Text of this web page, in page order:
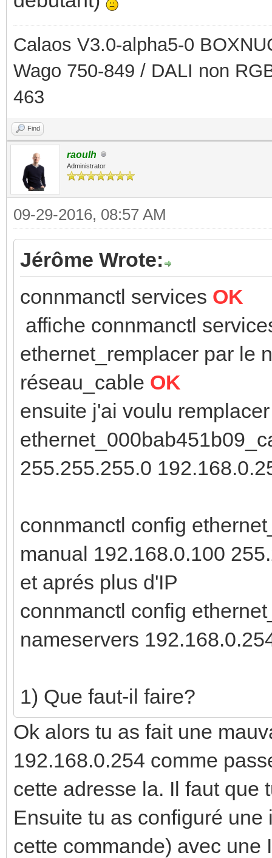
Calaos V3.0-alpha5-0
Wago 750-849 / DALI non
463
Find
raoulh
Administrator
09-29-2016, 08:57 AM
Jérôme Wrote:
connmanctl services OK
affiche connmanctl
ethernet_remplacer par le
réseau_cable OK
ensuite j'ai voulu
255.255.255.0
connmanctl config
manual 192.168.0.100
et aprés plus d'IP
connmanctl config
nameservers
1) Que faut-il faire?
Ok alors tu as fait une
192.168.0.254 comme
cette adresse la. Il faut que
Ensuite tu as configuré
cette commande) avec une